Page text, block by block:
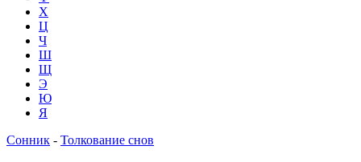
Х
Ц
Ч
Ш
Щ
Э
Ю
Я
Сонник - Толкование снов